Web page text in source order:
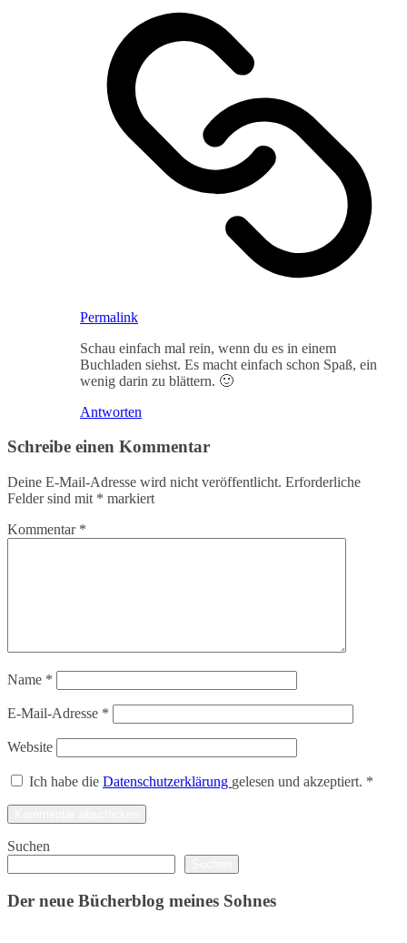
Permalink
Schau einfach mal rein, wenn du es in einem
Buchladen siehst. Es macht einfach schon Spaß, ein
wenig darin zu blättern. 🙂
Antworten
Schreibe einen Kommentar
Deine E-Mail-Adresse wird nicht veröffentlicht. Erforderliche
Felder sind mit * markiert
Kommentar *
Name *
E-Mail-Adresse *
Website
Ich habe die Datenschutzerklärung gelesen und akzeptiert. *
Suchen
Der neue Bücherblog meines Sohnes